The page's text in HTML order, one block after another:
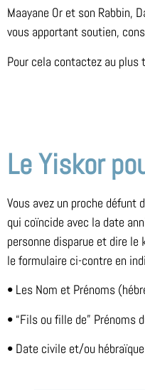
Maayane Or et son Rabbin,
vous apportant soutien,
Pour cela contactez au plus
Le Yiskor
Vous avez un proche défunt
qui coïncide avec la date
personne disparue et dire le
le formulaire ci-contre en
• Les Nom et Prénoms
• “Fils ou fille de” Prénoms
• Date civile et/ou